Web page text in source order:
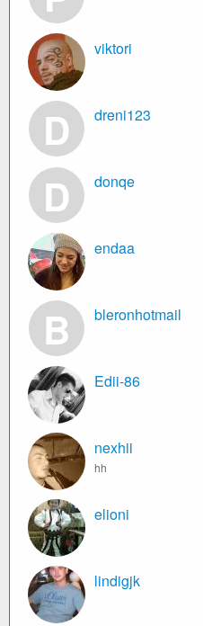
viktori
D dreni123
D donqe
endaa
B bleronhotmail
Edii-86
nexhii
hh
elioni
lindigjk